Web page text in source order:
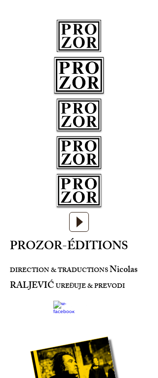
PROZOR-ÉDITIONS
DIRECTION & TRADUCTIONSNicolas
RALJEVIĆUREĐUJE & PREVODI